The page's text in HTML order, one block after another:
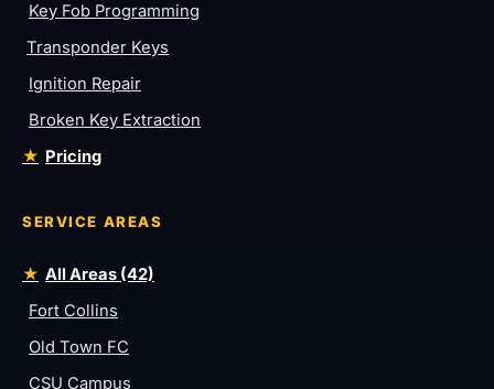
Key Fob Programming
Transponder Keys
Ignition Repair
Broken Key Extraction
Pricing
SERVICE AREAS
All Areas (42)
Fort Collins
Old Town FC
CSU Campus